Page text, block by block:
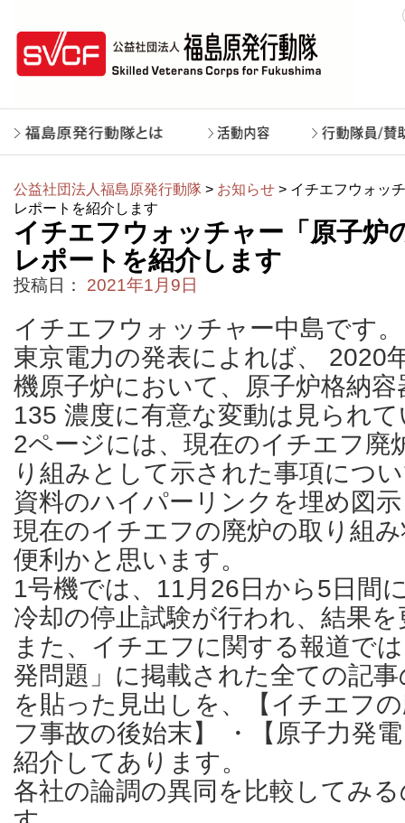
公益社団法人福島原発行動隊 > お知らせ > イチエフウォッ
レポートを紹介します
イチエフウォッチャー「原子炉
レポートを紹介します
投稿日： 2021年1月9日
イチエフウォッチャー中島です。
東京電力の発表によれば、 2020
機原子炉において、原子炉格納
135 濃度に有意な変動は見られ
2ページには、現在のイチエフ廃
り組みとして示された事項につ
資料のハイパーリンクを埋め図
現在のイチエフの廃炉の取り組
便利かと思います。
1号機では、11月26日から5日間
冷却の停止試験が行われ、結果
また、イチエフに関する報道で
発問題」に掲載された全ての記
を貼った見出しを、【イチエフ
フ事故の後始末】 ・【原子力発
紹介してあります。
各社の論調の異同を比較してみ